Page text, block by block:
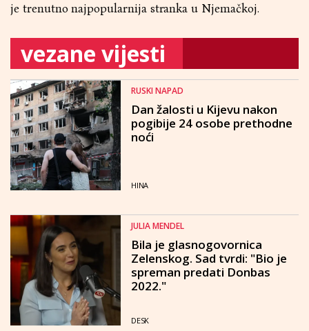
je trenutno najpopularnija stranka u Njemačkoj.
vezane vijesti
RUSKI NAPAD
Dan žalosti u Kijevu nakon
pogibije 24 osobe prethodne
noći
HINA
JULIA MENDEL
Bila je glasnogovornica
Zelenskog. Sad tvrdi: "Bio je
spreman predati Donbas
2022."
DESK